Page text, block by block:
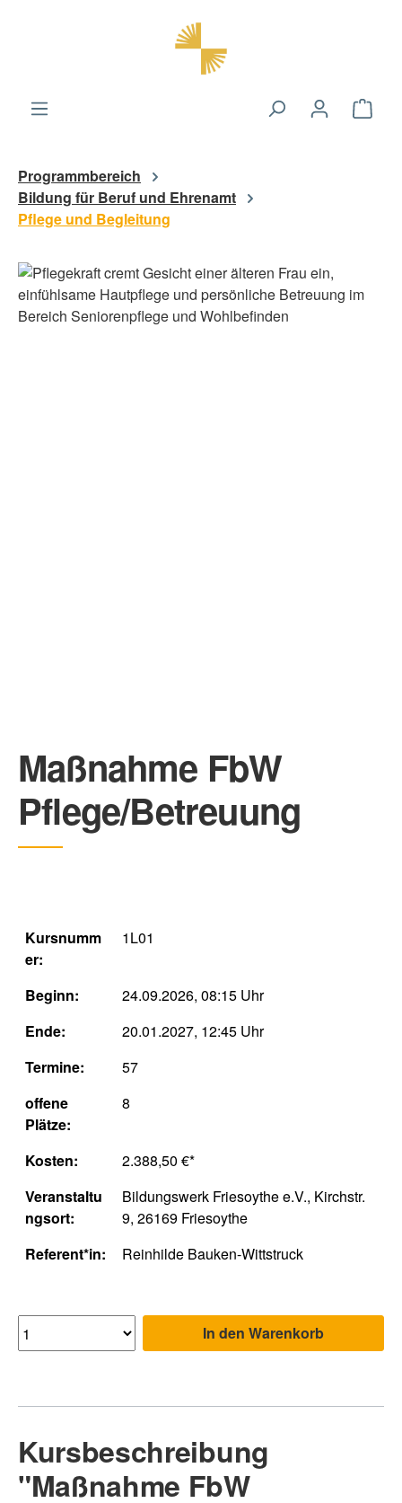
Programmbereich
Bildung für Beruf und Ehrenamt
Pflege und Begleitung
Maßnahme FbW
Pflege/Betreuung
Kursnumm
er:
1L01
Beginn:
24.09.2026, 08:15 Uhr
Ende:
20.01.2027, 12:45 Uhr
Termine:
57
offene
Plätze:
8
Kosten:
2.388,50 €*
Veranstaltu
ngsort:
Bildungswerk Friesoythe e.V., Kirchstr.
9, 26169 Friesoythe
Referent*in:
Reinhilde Bauken-Wittstruck
In den Warenkorb
Kursbeschreibung
"Maßnahme FbW